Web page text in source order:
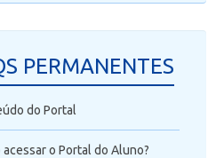
PERMANENTES
do Portal
acessar o Portal do Aluno?